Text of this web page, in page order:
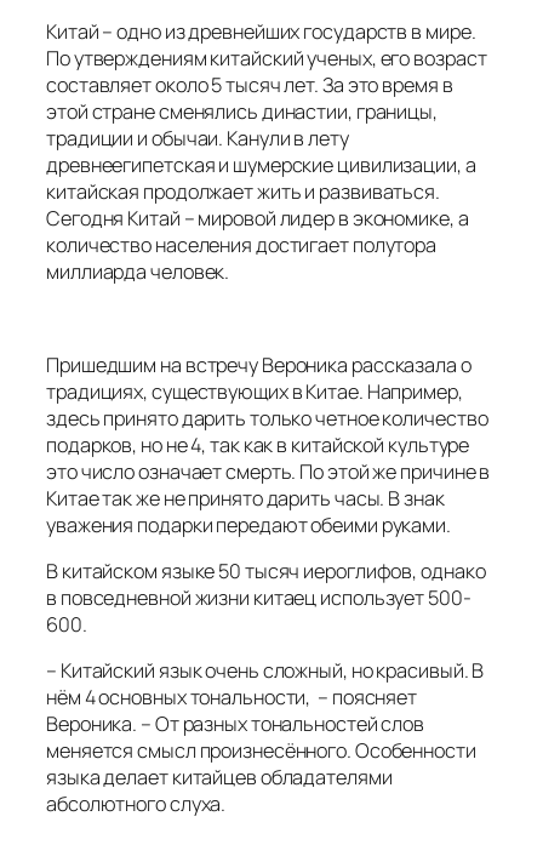
Китай – одно из древнейших государств в мире.
По утверждениям китайский ученых, его возраст
составляет около 5 тысяч лет. За это время в
этой стране сменялись династии, границы,
традиции и обычаи. Канули в лету
древнеегипетская и шумерские цивилизации, а
китайская продолжает жить и развиваться.
Сегодня Китай – мировой лидер в экономике, а
количество населения достигает полутора
миллиарда человек.
Пришедшим на встречу Вероника рассказала о
традициях, существующих в Китае. Например,
здесь принято дарить только четное количество
подарков, но не 4, так как в китайской культуре
это число означает смерть. По этой же причине в
Китае так же не принято дарить часы. В знак
уважения подарки передают обеими руками.
В китайском языке 50 тысяч иероглифов, однако
в повседневной жизни китаец использует 500-
600.
– Китайский язык очень сложный, но красивый. В
нём 4 основных тональности, – поясняет
Вероника. – От разных тональностей слов
меняется смысл произнесённого. Особенности
языка делает китайцев обладателями
абсолютного слуха.